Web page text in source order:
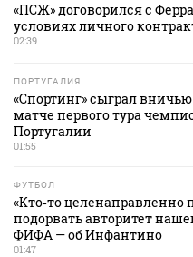
«ПСЖ» договорился с
условиях личного
02:39
ПОРТУГАЛИЯ
«Спортинг» сыграл
матче первого тура
Португалии
01:55
ФУТБОЛ
«Кто‑то целенаправленно
подорвать авторитет
ФИФА — об Инфантино
01:47